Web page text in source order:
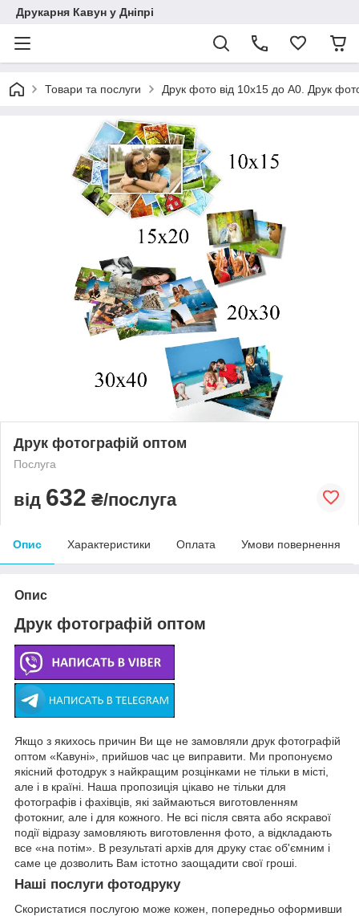
Друкарня Кавун у Дніпрі
Товари та послуги Друк фото від 10х15 до А0. Друк
Друк фотографій оптом
Послуга
від 632 ₴/послуга
Опис Характеристики Оплата Умови повернення
Опис
Друк фотографій оптом
Якщо з якихось причин Ви ще не замовляли друк фотографій
оптом «Кавуні», прийшов час це виправити. Ми пропонуємо
якісний фотодрук з найкращим розцінками не тільки в місті,
але і в країні. Наша пропозиція цікаво не тільки для
фотографів і фахівців, які займаються виготовленням
фотокниг, але і для кожного. Не всі після свята або яскравої
події відразу замовляють виготовлення фото, а відкладають
все «на потім». В результаті архів для друку стає об'ємним і
саме це дозволить Вам істотно заощадити свої гроші.
Наші послуги фотодруку
Скористатися послугою може кожен, попередньо оформивши